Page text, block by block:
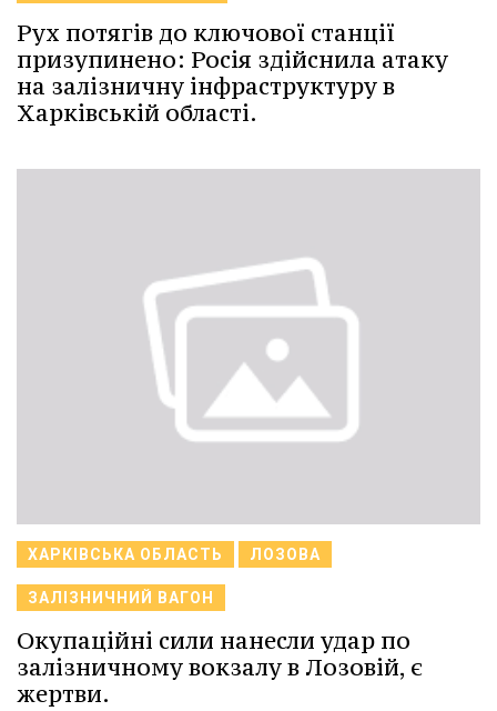
Рух потягів до ключової станції
призупинено: Росія здійснила атаку
на залізничну інфраструктуру в
Харківській області.
ХАРКІВСЬКА ОБЛАСТЬ ЛОЗОВА
ЗАЛІЗНИЧНИЙ ВАГОН
Окупаційні сили нанесли удар по
залізничному вокзалу в Лозовій, є
жертви.